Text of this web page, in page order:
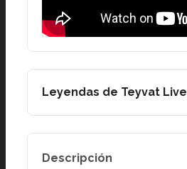
Leyendas de Teyvat Live
Descripción